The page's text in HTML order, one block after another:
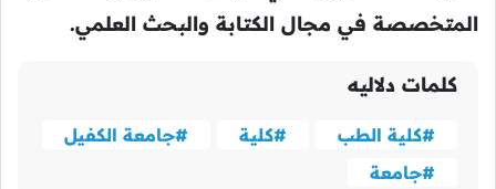
المتخصصة في مجال الكتابة والبحث العلمي.
كلمات دلاليه
#كلية الطب #كلية
#جامعة الكفيل
#جامعة